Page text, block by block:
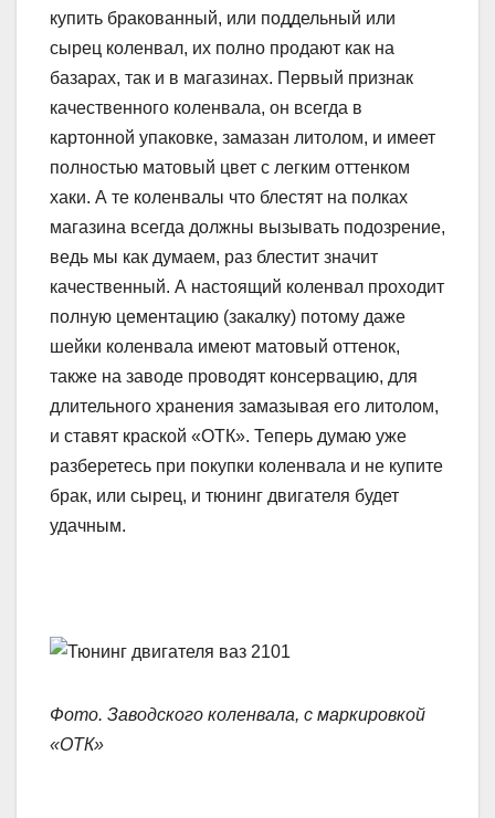
купить бракованный, или поддельный или
сырец коленвал, их полно продают как на
базарах, так и в магазинах. Первый признак
качественного коленвала, он всегда в
картонной упаковке, замазан литолом, и имеет
полностью матовый цвет с легким оттенком
хаки. А те коленвалы что блестят на полках
магазина всегда должны вызывать подозрение,
ведь мы как думаем, раз блестит значит
качественный. А настоящий коленвал проходит
полную цементацию (закалку) потому даже
шейки коленвала имеют матовый оттенок,
также на заводе проводят консервацию, для
длительного хранения замазывая его литолом,
и ставят краской «ОТК». Теперь думаю уже
разберетесь при покупки коленвала и не купите
брак, или сырец, и тюнинг двигателя будет
удачным.
Фото. Заводского коленвала, с маркировкой
«ОТК»